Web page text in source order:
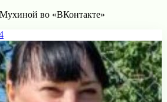
во «ВКонтакте»